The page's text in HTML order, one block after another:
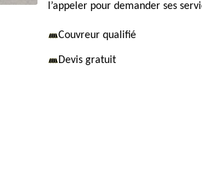
l’appeler pour demander ses
Couvreur qualifié
Devis gratuit